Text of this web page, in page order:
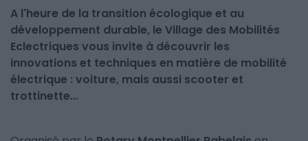
A l'heure de la transition écologique et au
développement durable, le Village des Mobilités
Eclectriques vous invite à découvrir les
innovations et techniques en matière de mobilité
électrique : voiture, mais aussi scooter et
trottinette...